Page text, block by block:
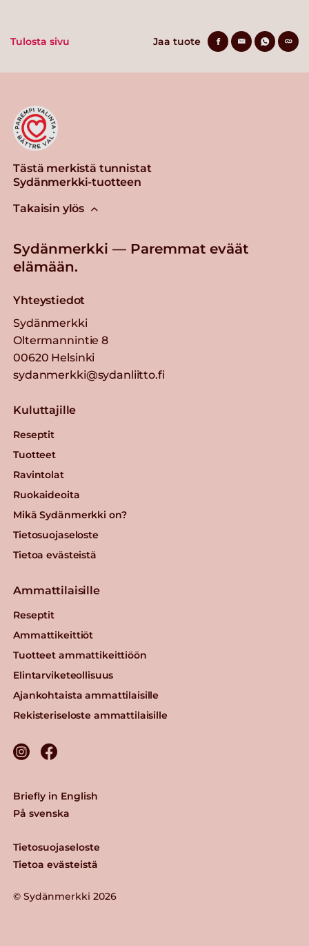
Tulosta sivu Jaa tuote
Tästä merkistä tunnistat
Sydänmerkki-tuotteen
Takaisin ylös
Sydänmerkki — Paremmat eväät
elämään.
Yhteystiedot
Sydänmerkki
Oltermannintie 8
00620 Helsinki
sydanmerkki@sydanliitto.fi
Kuluttajille
Reseptit
Tuotteet
Ravintolat
Ruokaideoita
Mikä Sydänmerkki on?
Tietosuojaseloste
Tietoa evästeistä
Ammattilaisille
Reseptit
Ammattikeittiöt
Tuotteet ammattikeittiöön
Elintarviketeollisuus
Ajankohtaista ammattilaisille
Rekisteriseloste ammattilaisille
© Sydänmerkki 2026
Tietosuojaseloste
Tietoa evästeistä
Briefly in English
På svenska